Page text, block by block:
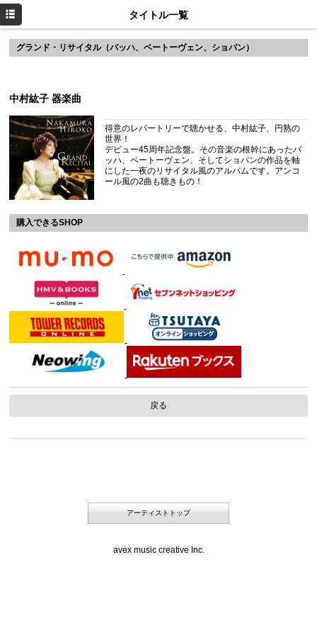
タイトル一覧
グランド・リサイタル（バッハ、ベートーヴェン、ショパン）
中村紘子 器楽曲
得意のレパートリーで聴かせる、中村紘子、円熟の
世界！
デビュー45周年記念盤。その音楽の根幹にあったバ
ッハ、ベートーヴェン、そしてショパンの作品を軸
にした一夜のリサイタル風のアルバムです。アンコ
ール風の2曲も聴きもの！
購入できるSHOP
戻る
アーティストトップ
avex music creative Inc.